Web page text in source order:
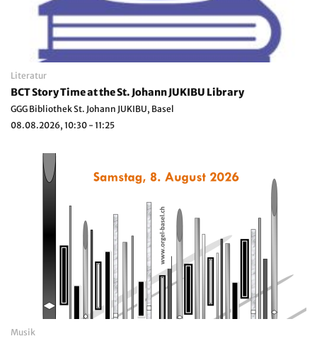
Literatur
BCT Story Time at the St. Johann JUKIBU Library
GGG Bibliothek St. Johann JUKIBU, Basel
08.08.2026, 10:30 - 11:25
Musik